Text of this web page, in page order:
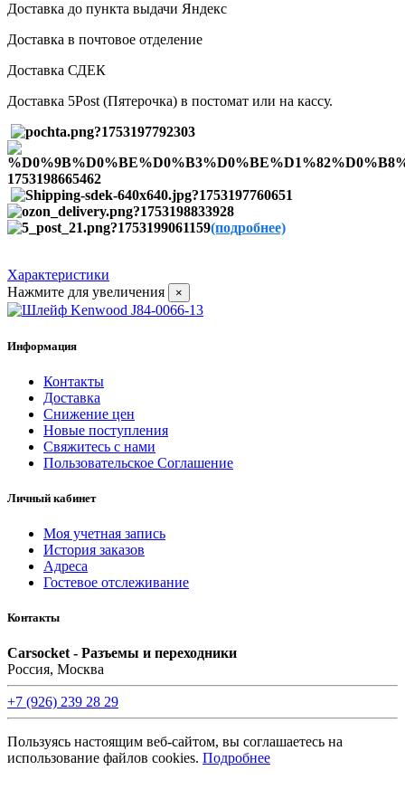
Доставка до пункта выдачи Яндекс
Доставка в почтовое отделение
Доставка СДЕК
Доставка 5Post (Пятерочка) в постомат или на кассу.
(подробнее)
Характеристики
Нажмите для увеличения
×
Информация
Контакты
Доставка
Снижение цен
Новые поступления
Свяжитесь с нами
Пользовательское Соглашение
Личный кабинет
Моя учетная запись
История заказов
Адреса
Гостевое отслеживание
Контакты
Carsocket - Разъемы и переходники
Россия, Москва
+7 (926) 239 28 29
Пользуясь настоящим веб-сайтом, вы соглашаетесь на
использование файлов cookies. Подробнее